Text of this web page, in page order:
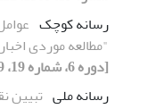
رسانه کوچک
"مطالعه موردی
[دوره 6، شماره 19، 1389، صفحه 63-84]
رسانه ملی تبیین